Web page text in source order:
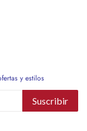
y estilos
Suscribir